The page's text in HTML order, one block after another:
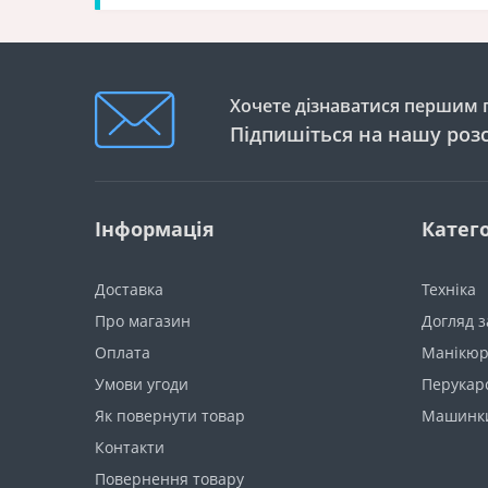
Хочете дізнаватися першим
Підпишіться на нашу
Інформація
Доставка
Про магазин
Оплата
Умови угоди
Як повернути товар
Контакти
Повернення товару
Техніка
Догляд